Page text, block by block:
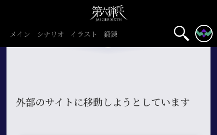
メイン シナリオ イラスト 鍛錬
外部のサイトに移動しようとしています